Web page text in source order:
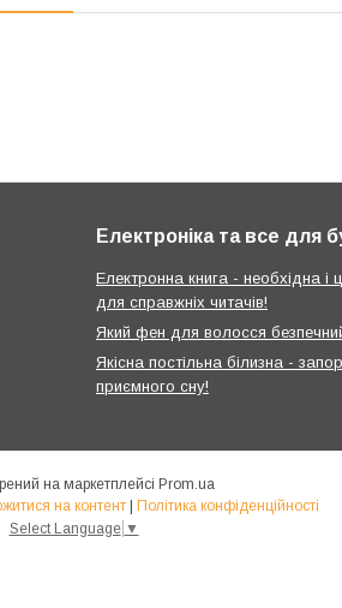
Електроніка та все для
Електронна книга - необхідна і
для справжніх читачів!
Який фен для волосся
Якісна постільна білизна -
приємного сну!
на маркетплейсі Prom.ua
на контент
Політика конфіденційності
Select Language ▼